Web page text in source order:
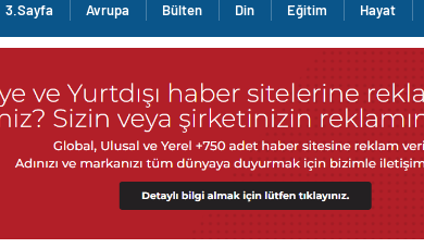
3.Sayfa Avrupa Bülten Din Eğitim Hayat